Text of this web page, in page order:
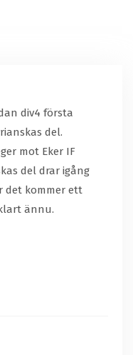
div4 första
del.
mot Eker IF
del drar igång
det kommer ett
ännu.